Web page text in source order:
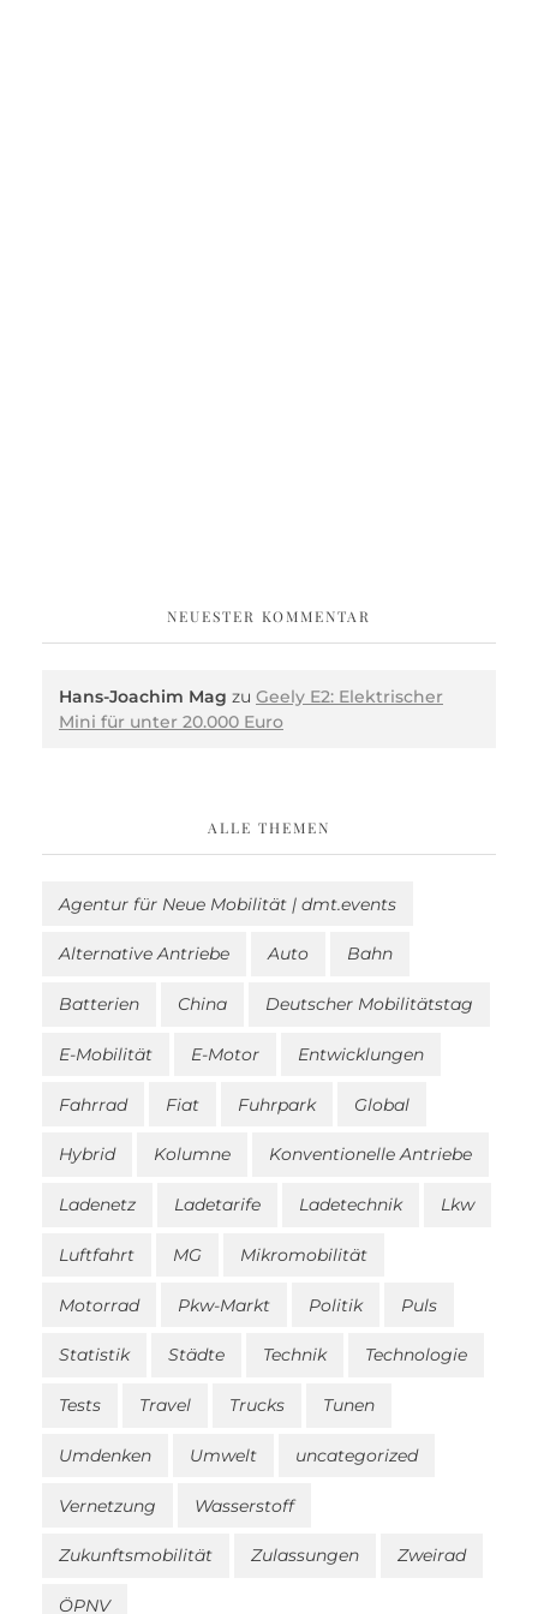
NEUESTER KOMMENTAR
Hans-Joachim Mag zu Geely E2: Elektrischer
Mini für unter 20.000 Euro
ALLE THEMEN
Agentur für Neue Mobilität | dmt.events
Alternative Antriebe Auto Bahn
Batterien China Deutscher Mobilitätstag
E-Mobilität E-Motor Entwicklungen
Fahrrad Fiat Fuhrpark Global
Hybrid Kolumne Konventionelle Antriebe
Ladenetz Ladetarife Ladetechnik Lkw
Luftfahrt MG Mikromobilität
Motorrad Pkw-Markt Politik Puls
Statistik Städte Technik Technologie
Tests Travel Trucks Tunen
Umdenken Umwelt uncategorized
Vernetzung Wasserstoff
Zukunftsmobilität Zulassungen Zweirad
ÖPNV